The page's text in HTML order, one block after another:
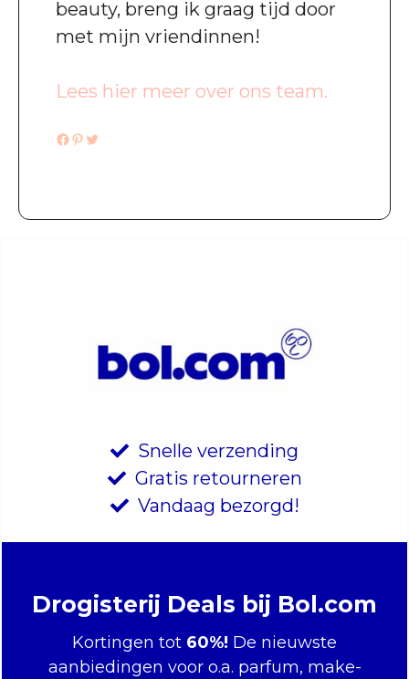
beauty, breng ik graag tijd door
met mijn vriendinnen!
Lees hier meer over ons team.
Facebook
Pinterest
Twitter
Snelle verzending
Gratis retourneren
Vandaag bezorgd!
Drogisterij Deals bij Bol.com
Kortingen tot 60%! De nieuwste
aanbiedingen voor o.a. parfum, make-